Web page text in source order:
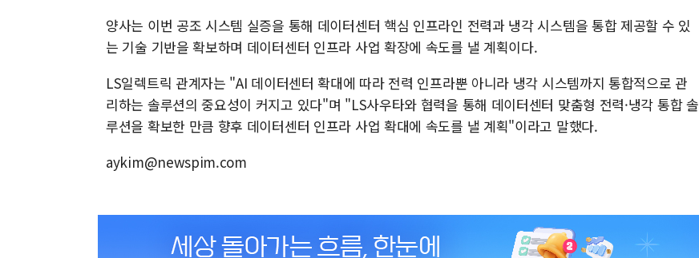
양사는 이번 공조 시스템 실증을 통해 데이터센터 핵심 인프라인 전력과 냉각 시스템을 통합 제공할 수 있
는 기술 기반을 확보하며 데이터센터 인프라 사업 확장에 속도를 낼 계획이다.
LS일렉트릭 관계자는 "AI 데이터센터 확대에 따라 전력 인프라뿐 아니라 냉각 시스템까지 통합적으로 관
리하는 솔루션의 중요성이 커지고 있다"며 "LS사우타와 협력을 통해 데이터센터 맞춤형 전력·냉각 통합 솔
루션을 확보한 만큼 향후 데이터센터 인프라 사업 확대에 속도를 낼 계획"이라고 말했다.
aykim@newspim.com